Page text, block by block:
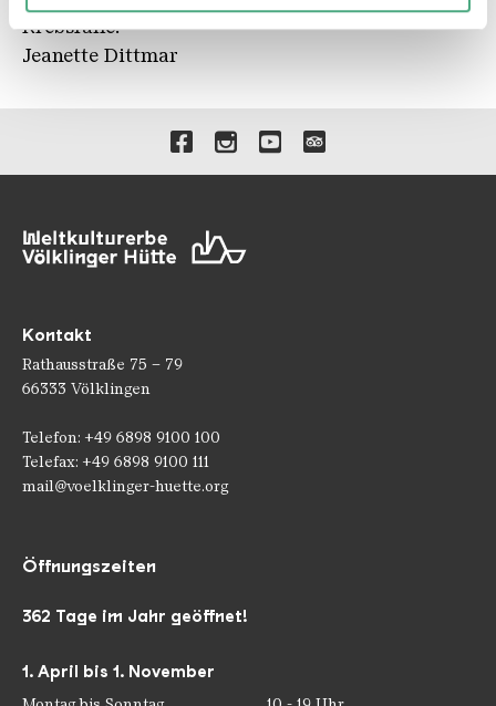
weiteren Daten zusammen, die Sie ihnen bereitgestellt
haben oder die sie im Rahmen Ihrer Nutzung der Dienste
Krebsfälle.
Jeanette Dittmar
Verlinkungen zu unseren
Kontakt
Rathausstraße 75 – 79
66333 Völklingen
Telefon: +49 6898 9100 100
Telefax: +49 6898 9100 111
mail@voelklinger-huette.org
Öffnungszeiten
362 Tage im Jahr geöffnet!
1. April bis 1. November